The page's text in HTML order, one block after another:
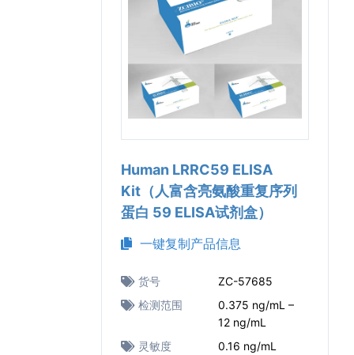
Human LRRC59 ELISA
Kit（人富含亮氨酸重复序列
蛋白 59 ELISA试剂盒）
一键复制产品信息
货号
ZC-57685
检测范围
0.375 ng/mL –
12 ng/mL
灵敏度
0.16 ng/mL